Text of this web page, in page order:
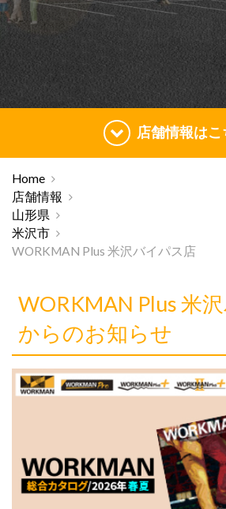
店舗情報はこ
Home
店舗情報
山形県
米沢市
WORKMAN Plus 米沢バイパス店
WORKMAN Plus 米
からのお知らせ